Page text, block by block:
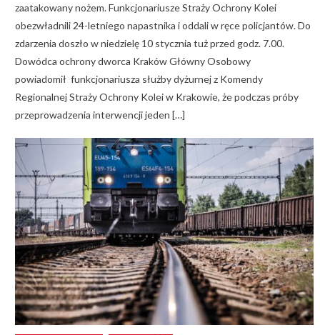
zaatakowany nożem. Funkcjonariusze Straży Ochrony Kolei
obezwładnili 24-letniego napastnika i oddali w ręce policjantów. Do
zdarzenia doszło w niedzielę 10 stycznia tuż przed godz. 7.00.
Dowódca ochrony dworca Kraków Główny Osobowy
powiadomił funkcjonariusza służby dyżurnej z Komendy
Regionalnej Straży Ochrony Kolei w Krakowie, że podczas próby
przeprowadzenia interwencji jeden […]